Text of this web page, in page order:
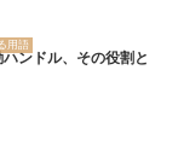
用語
ンドル、その役割と